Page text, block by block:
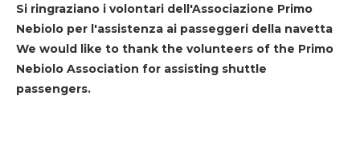
Si ringraziano i volontari dell'Associazione Primo
Nebiolo per l'assistenza ai passeggeri della navetta
We would like to thank the volunteers of the Primo
Nebiolo Association for assisting shuttle
passengers.